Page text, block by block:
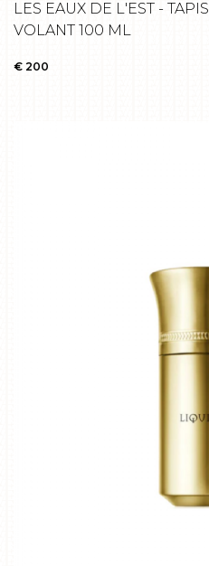
LES EAUX DE L'EST - TAPIS
VOLANT 100 ML
€ 200